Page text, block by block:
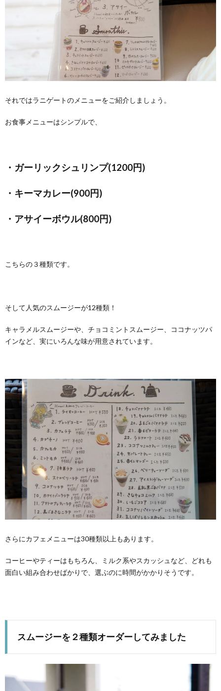
それではラニゲートのメニューをご紹介しましょう。
お食事メニューはシンプルで、
・ガーリックシュリンプ(1200円)
・キーマカレー(900円)
・アサイーボウル(800円)
こちらの３種類です。
そして人気のスムージーが12種類！
キャラメルスムージーや、チョコミントスムージー、ココナッツパ
インなど、実にいろんな味が用意されています。
さらにカフェメニューは30種類以上もあります。
コーヒーやティーはもちろん、ミルク系やスカッシュなど、どれも
面白い組み合わせばかりで、選ぶのに時間がかかりそうです。
スムージーを２種類オーダーしてみました